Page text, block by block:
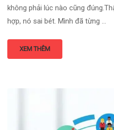
không phải lúc nào cũng
hợp, nó sai bét. Mình đã từng …
XEM THÊM